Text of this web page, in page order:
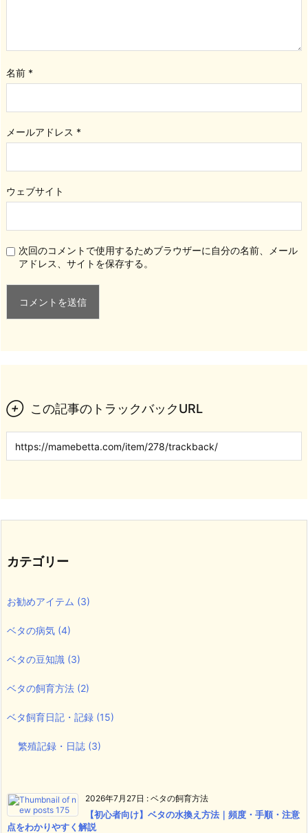
名前 *
メールアドレス *
ウェブサイト
次回のコメントで使用するためブラウザーに自分の名前、メール
アドレス、サイトを保存する。
 この記事のトラックバックURL
カテゴリー
お勧めアイテム (3)
ベタの病気 (4)
ベタの豆知識 (3)
ベタの飼育方法 (2)
ベタ飼育日記・記録 (15)
繁殖記録・日誌 (3)
2026年7月27日 : ベタの飼育方法
【初心者向け】ベタの水換え方法｜頻度・手順・注意
点をわかりやすく解説